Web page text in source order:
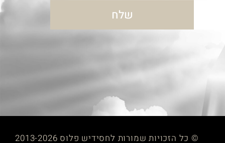
שלח
© כל הזכויות שמורות לחסידיש פלוס 2013-2026